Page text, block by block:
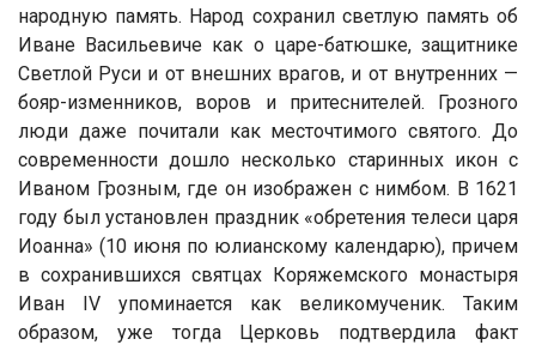
народную память. Народ сохранил светлую память об
Иване Васильевиче как о царе-батюшке, защитнике
Светлой Руси и от внешних врагов, и от внутренних —
бояр-изменников, воров и притеснителей. Грозного
люди даже почитали как месточтимого святого. До
современности дошло несколько старинных икон с
Иваном Грозным, где он изображен с нимбом. В 1621
году был установлен праздник «обретения телеси царя
Иоанна» (10 июня по юлианскому календарю), причем
в сохранившихся святцах Коряжемского монастыря
Иван IV упоминается как великомученик. Таким
образом, уже тогда Церковь подтвердила факт